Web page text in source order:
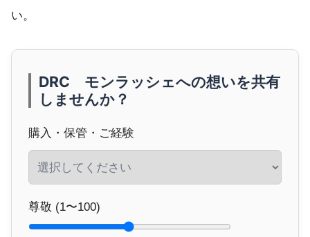
い。
DRC モンラッシェへの想いを共有
しませんか？
購入・保管・ご経験
尊敬 (1〜100)